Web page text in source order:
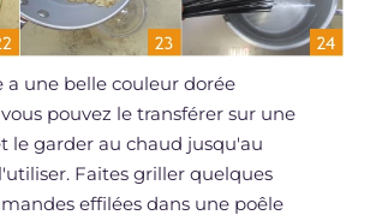
a une belle couleur dorée
pouvez le transférer sur une
le garder au chaud jusqu'au
Faites griller quelques
effilées dans une poêle